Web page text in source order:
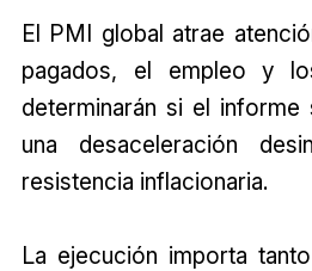
El PMI global atrae
pagados, el empleo y
determinarán si el
una desaceleración
resistencia inflacionaria.
La ejecución importa